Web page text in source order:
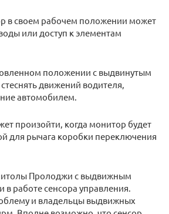
в своем рабочем положении может
или доступ к элементам
положении с выдвинутым
движений водителя,
автомобилем.
произойти, когда монитор будет
для рычага коробки переключения
Пролоджи с выдвижным
работе сенсора управления.
и владельцы выдвижных